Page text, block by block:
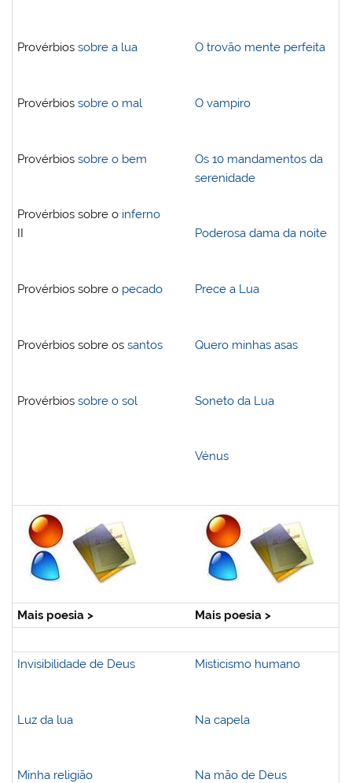
Provérbiossobre a lua
Provérbiossobre o mal
Provérbiossobre o bem
Provérbios sobre o inferno
II
Provérbios sobre o pecado
Provérbios sobre ossantos
Provérbiossobre o sol
O trovão mente perfeita
O vampiro
Os 10 mandamentos da
serenidade
Poderosa dama da noite
Prece a Lua
Quero minhas asas
Soneto da Lua
Vénus
Mais poesia > Mais poesia >
Invisibilidade de Deus
Luz da lua
Minha religião
Misticismo humano
Na capela
Na mão de Deus